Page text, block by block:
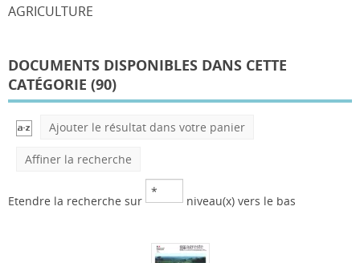
AGRICULTURE
DOCUMENTS DISPONIBLES DANS CETTE
CATÉGORIE (90)
Ajouter le résultat dans votre panier
Affiner la recherche
Etendre la recherche sur niveau(x) vers le bas